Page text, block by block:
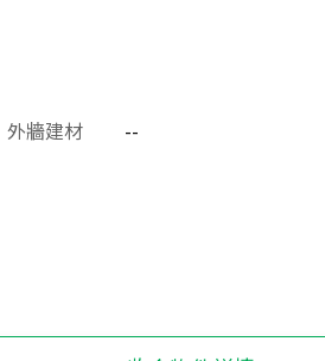
外牆建材 --